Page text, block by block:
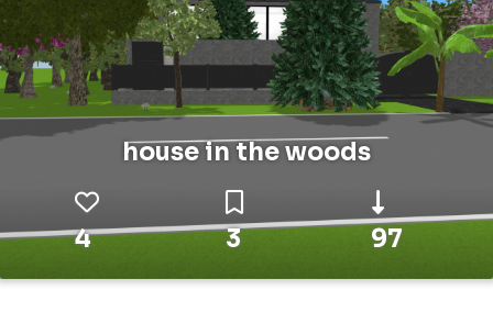
house in the woods
4 3 97